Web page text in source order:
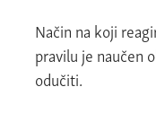
Način na koji
pravilu je naučen
odučiti.